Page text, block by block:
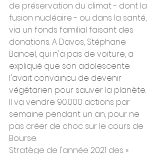
de préservation du climat - dont la
fusion nucléaire - ou dans la santé,
via un fonds familial faisant des
donations. A Davos, Stéphane
Bancel, qui n'a pas de voiture, a
expliqué que son adolescente
l'avait convaincu de devenir
végétarien pour sauver la planète.
Il va vendre 90.000 actions par
semaine pendant un an, pour ne
pas créer de choc sur le cours de
Bourse.
Stratège de l'année 2021 des «